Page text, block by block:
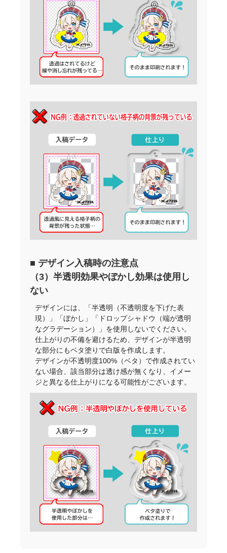
■ デザイン入稿時の注意点
（3）半透明効果やぼかし効果は使用し
ない
デザインには、「半透明（不透明度を下げた表
現）」「ぼかし」「ドロップシャドウ（端が透明
なグラデーション）」を使用しないでください。
仕上がりの不備を避けるため、デザインが半透明
な部分にもベタ塗りで白版を作成します。
デザインが不透明度100%（ベタ）で作成されてい
ない場合、該当部分は透け感が無くなり、イメー
ジと異なる仕上がりになる可能性がございます。